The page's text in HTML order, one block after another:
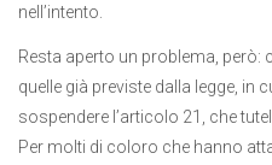
nell’intento.
Resta aperto un problema, però:
quelle già previste dalla legge, in
sospendere l’articolo 21, che
Per molti di coloro che hanno